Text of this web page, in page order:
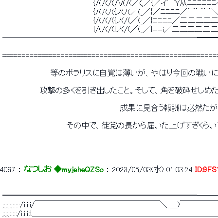
{/(/(/(/V(/(／(,／{／イ⌒Y从ﾆﾆﾆﾆﾆﾆｲ⌒ﾆﾆﾆ
{/(/(/({ノ(/(／(_／{／ﾆﾆﾆﾆ／⌒⌒⌒＼ﾆﾆﾆﾆﾆ
{/(/(/({ノ(/(／(_／{ﾆﾆﾆﾆ／二二二二二＼ﾆﾆ
{/(/(/(}ノ(/(／(_／{ﾆﾆi／二二二二二二二＼
等のポラリスに自覚は薄いが、やはり今回の戦いに置
攻撃の多くを引き出したこと。そして、角を破砕せしめた
成果に見合う報酬は必然だが、何分
その中で、徒党の長から届いた上げすぎくらいで丁
4067 ： なつしお ◆myjeheQZSo ： 2023/05/03(水) 01:03:24
;:;:;:;:::::/i:i:i/￣￣￣￣￣￣￣￣￣￣￣￣￣￣￣￣＼_＿)￣￣￣
;:;:;:::::/i:i:ｉ:{＿＿＿＿＿＿＿＿＿＿＿＿＿＿＿＿＿＿＿＿＿＿